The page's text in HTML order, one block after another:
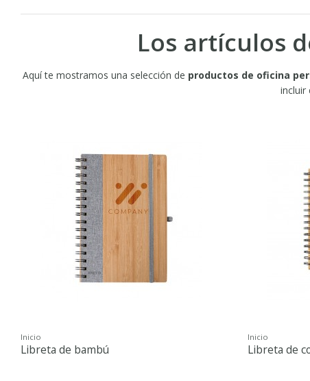
Los artículos
Aquí te mostramos una selección de productos de oficina
incluir
Inicio
Libreta de bambú
Inicio
Libreta de